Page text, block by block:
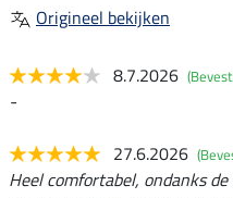
Origineel bekijken
8.7.2026
-
27.6.2026
Heel comfortabel, ondanks